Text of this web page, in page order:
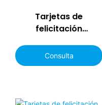
Tarjetas de
felicitación
escritura a mano en
blanco y sobres
Consulta